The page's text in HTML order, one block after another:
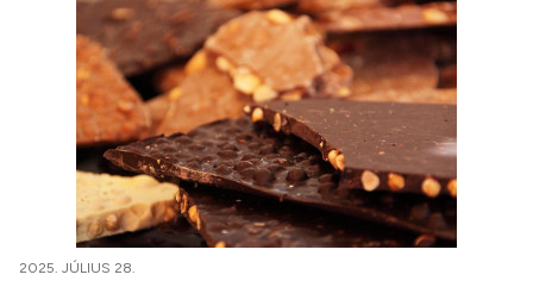
2025. JÚLIUS 28.